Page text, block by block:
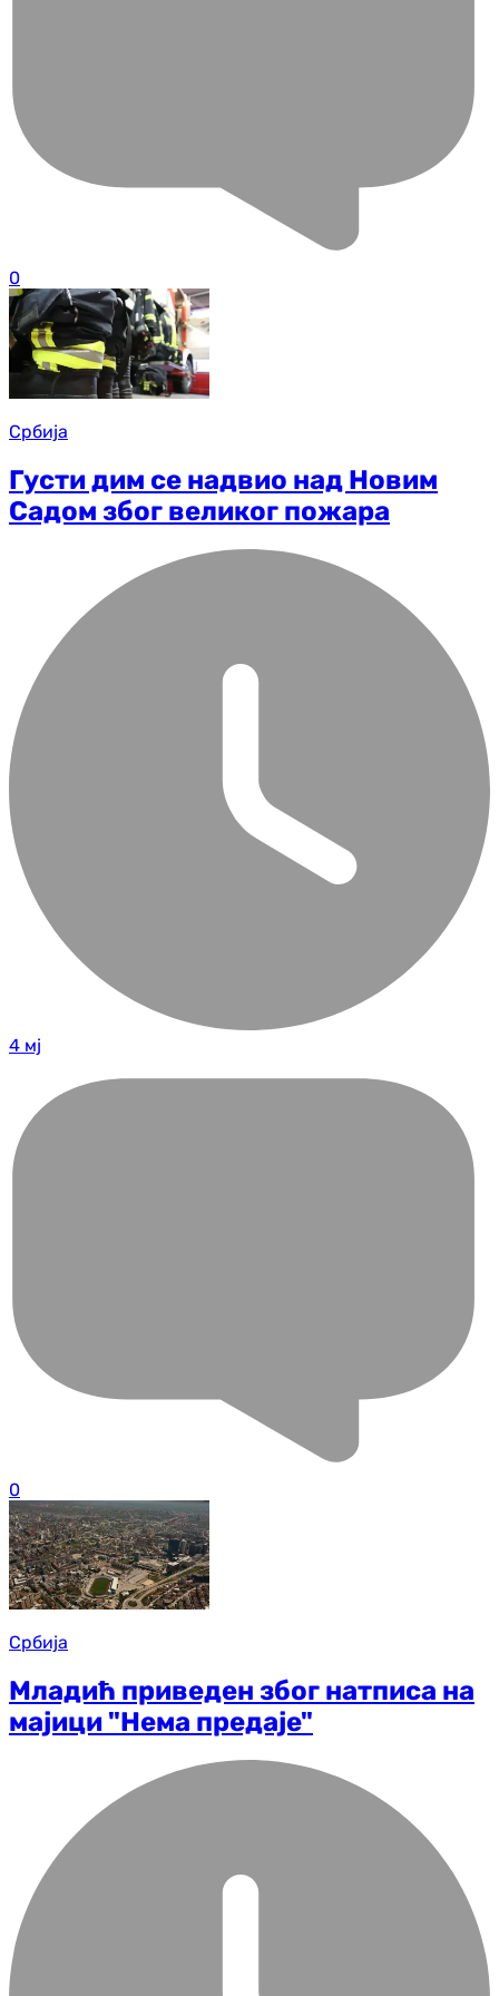
0
Србија
Густи дим се надвио над Новим
Садом због великог пожара
4 мј
0
Србија
Младић приведен због натписа на
мајици "Нема предаје"